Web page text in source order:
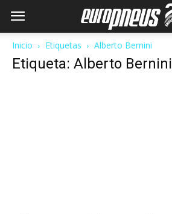
Inicio Etiquetas Alberto Bernini
Etiqueta: Alberto Bernini